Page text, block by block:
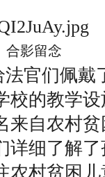
合影留念
官们佩戴
校的教学
来自农村
详细了解
农村贫困